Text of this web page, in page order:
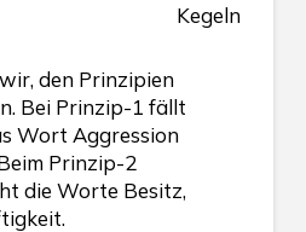
Kegeln
den Prinzipien
Bei Prinzip-1 fällt
Wort Aggression
Prinzip-2
die Worte Besitz,